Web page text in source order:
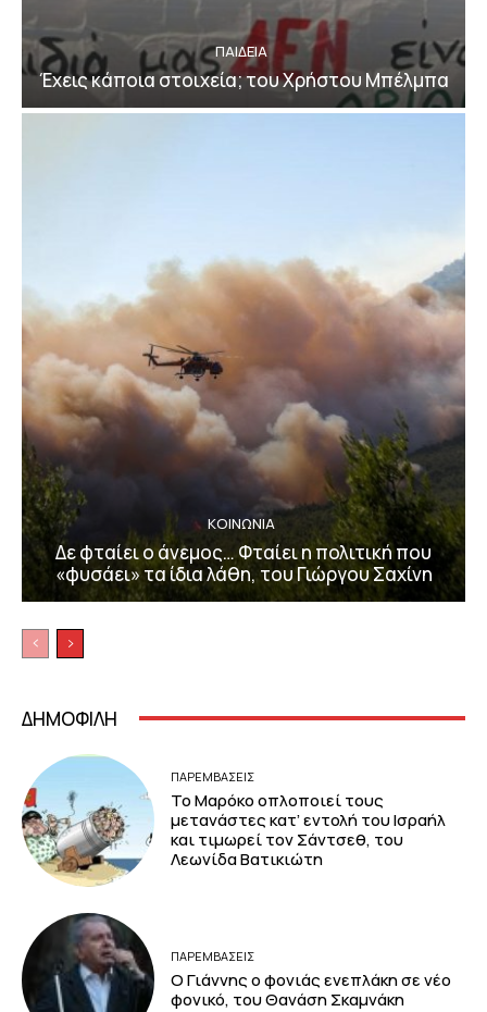
ΠΑΙΔΕΙΑ
Έχεις κάποια στοιχεία; του Χρήστου Μπέλμπα
ΚΟΙΝΩΝΙΑ
Δε φταίει ο άνεμος… Φταίει η πολιτική που
«φυσάει» τα ίδια λάθη, του Γιώργου Σαχίνη
ΔΗΜΟΦΙΛΗ
ΠΑΡΕΜΒΑΣΕΙΣ
Το Μαρόκο οπλοποιεί τους
μετανάστες κατ’ εντολή του Ισραήλ
και τιμωρεί τον Σάντσεθ, του
Λεωνίδα Βατικιώτη
ΠΑΡΕΜΒΑΣΕΙΣ
Ο Γιάννης ο φονιάς ενεπλάκη σε νέο
φονικό, του Θανάση Σκαμνάκη